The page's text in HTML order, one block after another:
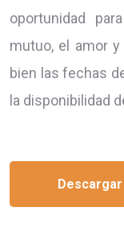
oportunidad
mutuo, el amor
bien las fechas
la disponibilidad